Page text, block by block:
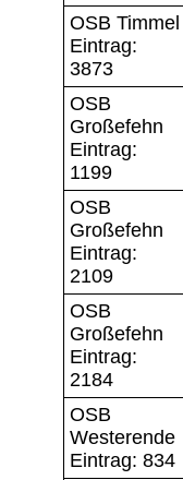
OSB Timmel
Eintrag:
3873
OSB
Großefehn
Eintrag:
1199
OSB
Großefehn
Eintrag:
2109
OSB
Großefehn
Eintrag:
2184
OSB
Westerende
Eintrag: 834